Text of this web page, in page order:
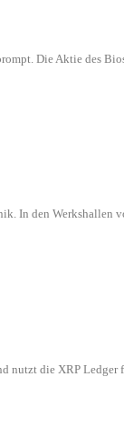
Die Aktie des
In den
die XRP